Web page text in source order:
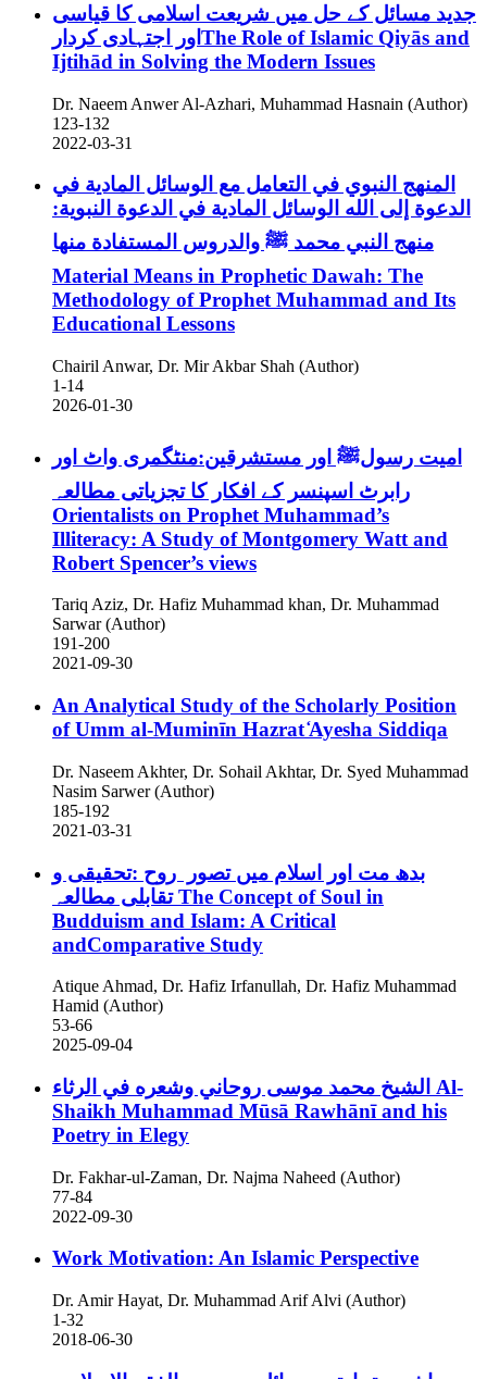
جدید مسائل کے حل میں شریعت اسلامی کا قیاسی
اور اجتہادی کردارThe Role of Islamic Qiyās and
Ijtihād in Solving the Modern Issues
Dr. Naeem Anwer Al-Azhari, Muhammad Hasnain (Author)
123-132
2022-03-31
المنهج النبوي في التعامل مع الوسائل المادية في
الدعوة إلى الله الوسائل المادية في الدعوة النبوية:
منهج النبي محمد ﷺ والدروس المستفادة منها
Material Means in Prophetic Dawah: The
Methodology of Prophet Muhammad and Its
Educational Lessons
Chairil Anwar, Dr. Mir Akbar Shah (Author)
1-14
2026-01-30
امیت رسولﷺ اور مستشرقین:منٹگمری واٹ اور
رابرٹ اسپنسر کے افکار کا تجزیاتی مطالعہ
Orientalists on Prophet Muhammad’s
Illiteracy: A Study of Montgomery Watt and
Robert Spencer’s views
Tariq Aziz, Dr. Hafiz Muhammad khan, Dr. Muhammad
Sarwar (Author)
191-200
2021-09-30
An Analytical Study of the Scholarly Position
of Umm al-Muminīn Hazrat ̒Ayesha Siddiqa
Dr. Naseem Akhter, Dr. Sohail Akhtar, Dr. Syed Muhammad
Nasim Sarwer (Author)
185-192
2021-03-31
بدھ مت اور اسلام میں تصور روح :تحقیقی و
تقابلی مطالعہThe Concept of Soul in
Budduism and Islam: A Critical
andComparative Study
Atique Ahmad, Dr. Hafiz Irfanullah, Dr. Hafiz Muhammad
Hamid (Author)
53-66
2025-09-04
Al-
Shaikh Muhammad Mūsā Rawhānī and his
Poetry in Elegy
Dr. Fakhar-ul-Zaman, Dr. Najma Naheed (Author)
77-84
2022-09-30
Work Motivation: An Islamic Perspective
Dr. Amir Hayat, Dr. Muhammad Arif Alvi (Author)
1-32
2018-06-30